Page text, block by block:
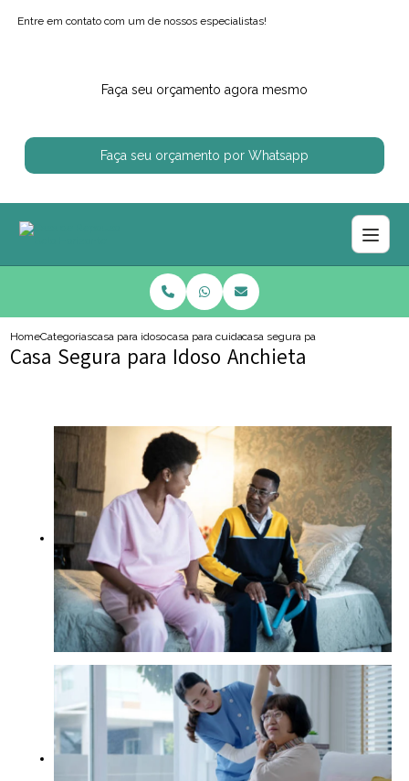
Entre em contato com um de nossos especialistas!
Faça seu orçamento agora mesmo
Faça seu orçamento por Whatsapp
HomeCategoriascasa para idososcasa para cuidar de idosocasa segura para idoso anchieta
Casa Segura para Idoso Anchieta